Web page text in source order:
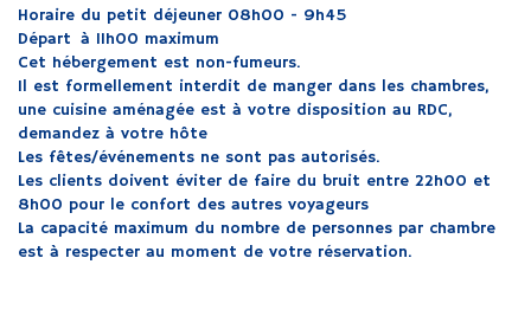
Horaire du petit déjeuner 08h00 - 9h45
Départ à 11h00 maximum
Cet hébergement est non-fumeurs.
Il est formellement interdit de manger dans les chambres,
une cuisine aménagée est à votre disposition au RDC,
demandez à votre hôte
Les fêtes/événements ne sont pas autorisés.
Les clients doivent éviter de faire du bruit entre 22h00 et
8h00 pour le confort des autres voyageurs
La capacité maximum du nombre de personnes par chambre
est à respecter au moment de votre réservation.